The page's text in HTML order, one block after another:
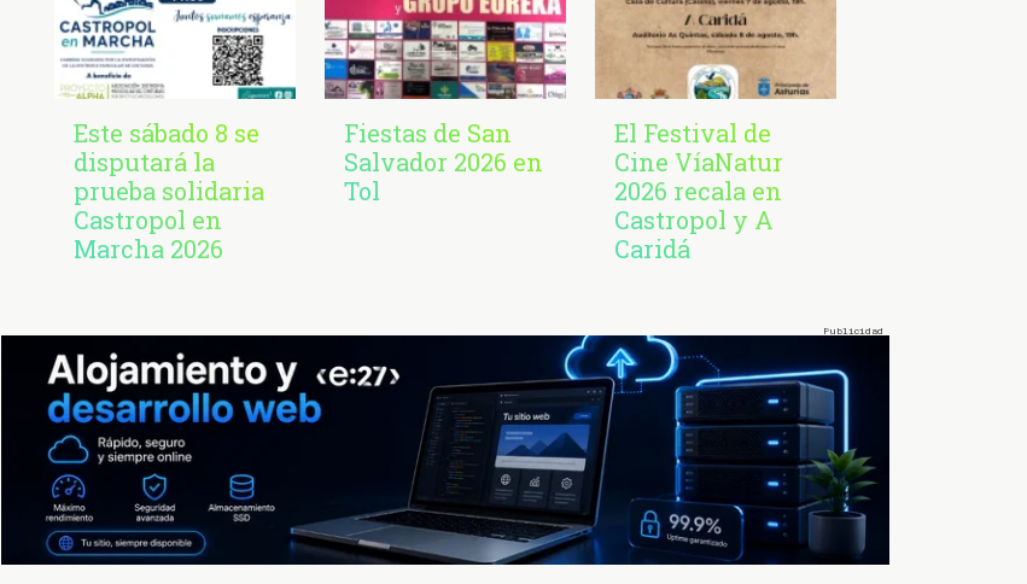
Este sábado 8 se
disputará la
prueba solidaria
Castropol en
Marcha 2026
Fiestas de San
Salvador 2026 en
Tol
El Festival de
Cine VíaNatur
2026 recala en
Castropol y A
Caridá